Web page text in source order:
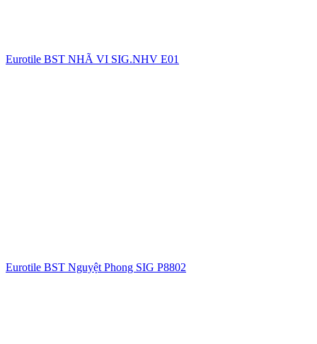
Eurotile BST NHÃ VI SIG.NHV E01
Eurotile BST Nguyệt Phong SIG P8802